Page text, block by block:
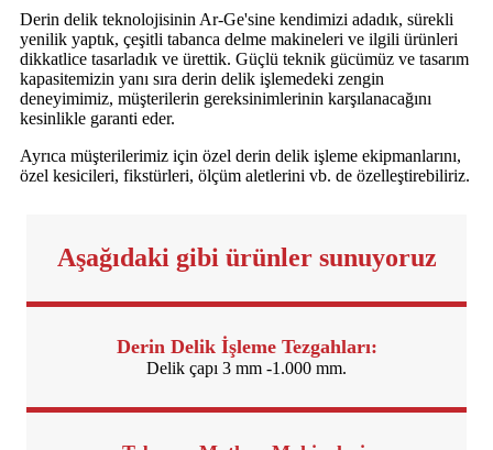
Derin delik teknolojisinin Ar-Ge'sine kendimizi adadık, sürekli
yenilik yaptık, çeşitli tabanca delme makineleri ve ilgili ürünleri
dikkatlice tasarladık ve ürettik. Güçlü teknik gücümüz ve tasarım
kapasitemizin yanı sıra derin delik işlemedeki zengin
deneyimimiz, müşterilerin gereksinimlerinin karşılanacağını
kesinlikle garanti eder.
Ayrıca müşterilerimiz için özel derin delik işleme ekipmanlarını,
özel kesicileri, fikstürleri, ölçüm aletlerini vb. de özelleştirebiliriz.
Aşağıdaki gibi ürünler sunuyoruz
Derin Delik İşleme Tezgahları:
Delik çapı 3 mm -1.000 mm.